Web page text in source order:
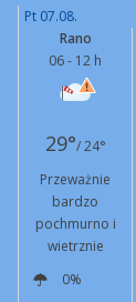
Pt 07.08.
Rano
06 - 12 h
29°/ 24°
Przeważnie
bardzo
pochmurno i
wietrznie
0%